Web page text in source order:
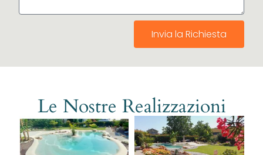
Invia la Richiesta
Le Nostre Realizzazioni